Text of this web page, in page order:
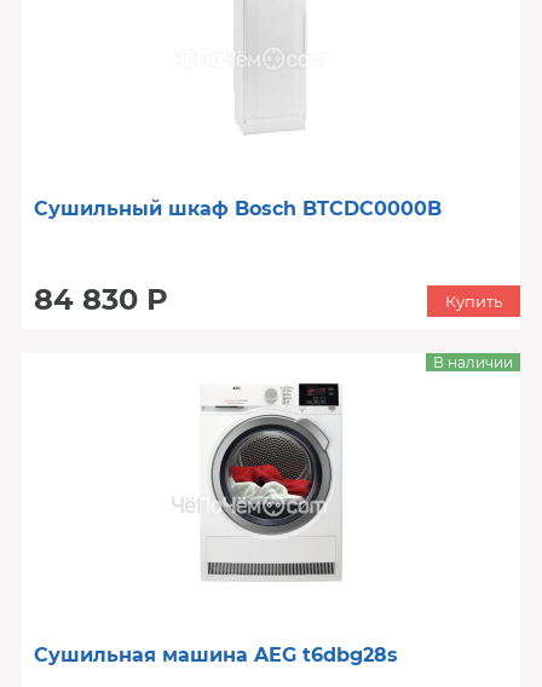
Сушильный шкаф Bosch BTCDC0000B
84 830 Р Купить
Сушильная машина AEG t6dbg28s
В наличии